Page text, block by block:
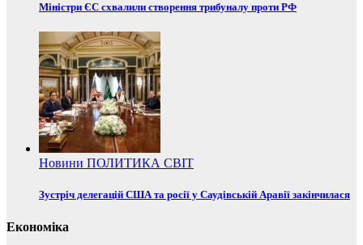
Міністри ЄС схвалили створення трибуналу проти РФ
Новини ПОЛИТИКА СВІТ
Зустріч делегацій США та росії у Саудівській Аравії закінчилася
Економіка